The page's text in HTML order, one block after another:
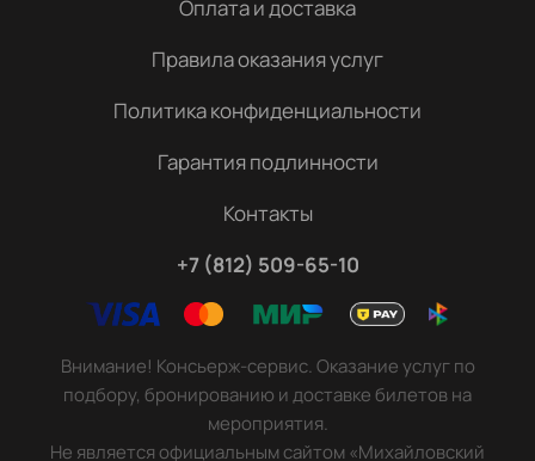
Оплата и доставка
Правила оказания услуг
Политика конфиденциальности
Гарантия подлинности
Контакты
+7 (812) 509-65-10
Внимание! Консьерж-сервис. Оказание услуг по
подбору, бронированию и доставке билетов на
мероприятия.
Не является официальным сайтом «Михайловский